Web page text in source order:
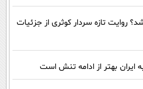
روایت تازه سردار کوثری از جزئیات
بهتر از ادامه تنش است